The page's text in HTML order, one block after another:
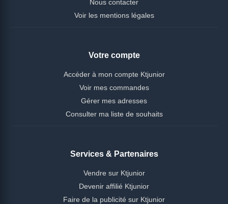
Nous contacter
Voir les mentions légales
Votre compte
Accéder à mon compte Ktjunior
Voir mes commandes
Gérer mes adresses
Consulter ma liste de souhaits
Services & Partenaires
Vendre sur Ktjunior
Devenir affilié Ktjunior
Faire de la publicité sur Ktjunior